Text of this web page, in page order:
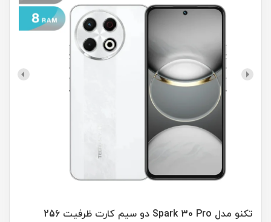
تکنو مدل Spark 30 Pro دو سیم کارت ظرفيت 256